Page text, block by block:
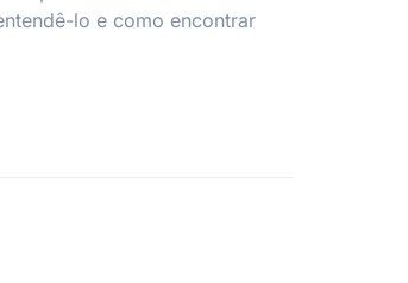
lo e como encontrar